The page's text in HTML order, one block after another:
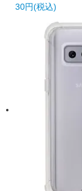
30円(税込)